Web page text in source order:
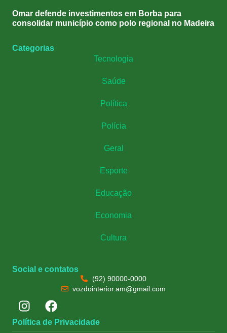
Omar defende investimentos em Borba para
consolidar município como polo regional no Madeira
Categorias
Tecnologia
Saúde
Política
Polícia
Geral
Esporte
Educação
Economia
Cultura
Social e contatos
(92) 90000-0000
vozdointerior.am@gmail.com
Política de Privacidade